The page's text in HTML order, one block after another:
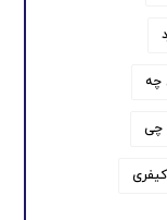
چه
چی